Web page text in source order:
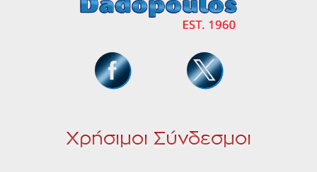
Χρήσιμοι Σύνδεσμοι